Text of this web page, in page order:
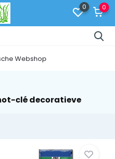
0 0
Webshop
clé decoratieve